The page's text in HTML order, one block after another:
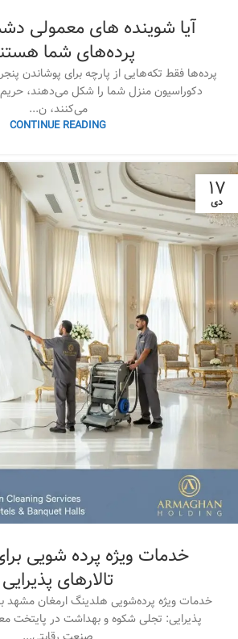
آیا شوینده های معمولی
پرده‌های شما
پرده‌ها فقط تکه‌هایی از پارچه برای پوشاندن
دکوراسیون منزل شما را شکل می‌دهند،
می‌کنند، ن...
CONTINUE READING
۱۷
دی
خدمات ویژه پرده شویی
تالارهای پذیرایی
خدمات ویژه پرده‌شویی هلدینگ ارمغان مشهد
پذیرایی: تجلی شکوه و بهداشت در پایتخت